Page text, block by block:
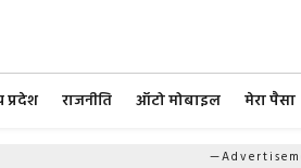
प्रदेश राजनीति ऑटो मोबाइल मेरा पैसा